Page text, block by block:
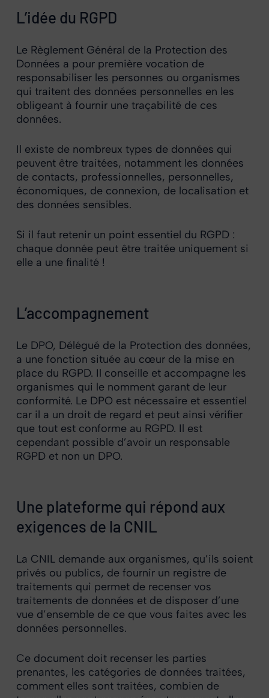
L’idée du RGPD
Le Règlement Général de la Protection des
Données a pour première vocation de
responsabiliser les personnes ou organismes
qui traitent des données personnelles en les
obligeant à fournir une traçabilité de ces
données.
Il existe de nombreux types de données qui
peuvent être traitées, notamment les données
de contacts, professionnelles, personnelles,
économiques, de connexion, de localisation et
des données sensibles.
Si il faut retenir un point essentiel du RGPD :
chaque donnée peut être traitée uniquement si
elle a une finalité !
L’accompagnement
Le DPO, Délégué de la Protection des données,
a une fonction située au cœur de la mise en
place du RGPD. Il conseille et accompagne les
organismes qui le nomment garant de leur
conformité. Le DPO est nécessaire et essentiel
car il a un droit de regard et peut ainsi vérifier
que tout est conforme au RGPD. Il est
cependant possible d’avoir un responsable
RGPD et non un DPO.
Une plateforme qui répond aux
exigences de la CNIL
La CNIL demande aux organismes, qu’ils soient
privés ou publics, de fournir un registre de
traitements qui permet de recenser vos
traitements de données et de disposer d’une
vue d’ensemble de ce que vous faites avec les
données personnelles.
Ce document doit recenser les parties
prenantes, les catégories de données traitées,
comment elles sont traitées, combien de